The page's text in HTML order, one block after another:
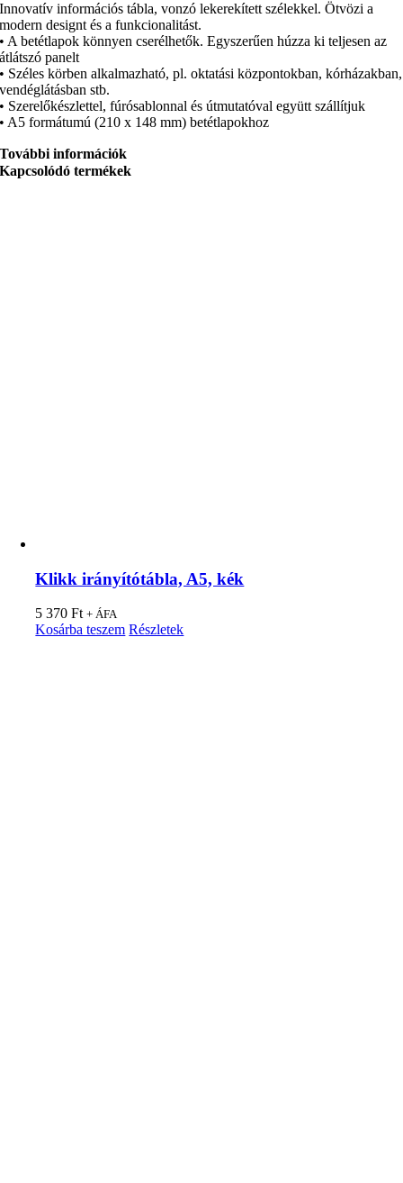
Innovatív információs tábla, vonzó lekerekített szélekkel. Ötvözi a
modern designt és a funkcionalitást.
• A betétlapok könnyen cserélhetők. Egyszerűen húzza ki teljesen az
átlátszó panelt
• Széles körben alkalmazható, pl. oktatási központokban, kórházakban,
vendéglátásban stb.
• Szerelőkészlettel, fúrósablonnal és útmutatóval együtt szállítjuk
• A5 formátumú (210 x 148 mm) betétlapokhoz
További információk
Kapcsolódó termékek
Klikk irányítótábla, A5, kék
5 370Ft + ÁFA
Kosárba teszem Részletek